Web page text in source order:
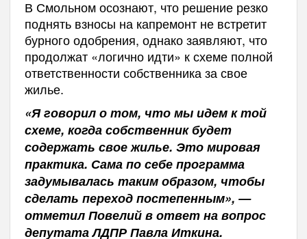
В Смольном осознают, что решение резко
поднять взносы на капремонт не встретит
бурного одобрения, однако заявляют, что
продолжат «логично идти» к схеме полной
ответственности собственника за свое
жилье.
«Я говорил о том, что мы идем к той
схеме, когда собственник будет
содержать свое жилье. Это мировая
практика. Сама по себе программа
задумывалась таким образом, чтобы
сделать переход постепенным», —
отметил Повелий в ответ на вопрос
депутата ЛДПР Павла Иткина.